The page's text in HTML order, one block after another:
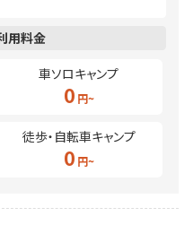
車ソロキャンプ
0
徒歩・自転車キャンプ
0